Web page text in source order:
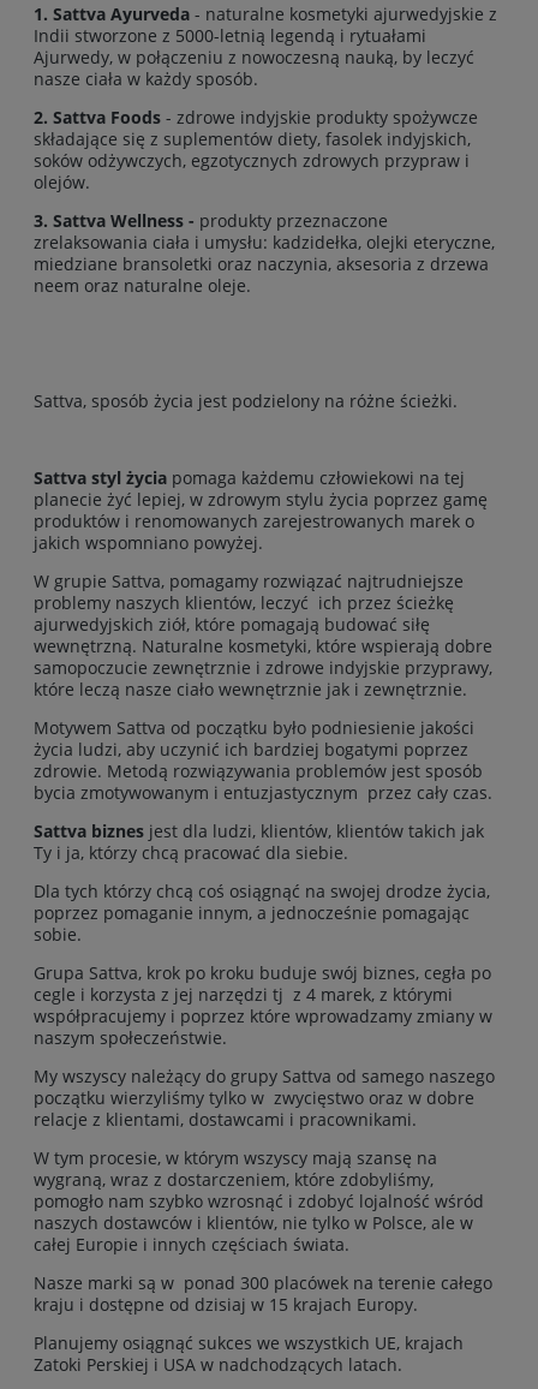
1. Sattva Ayurveda - naturalne kosmetyki ajurwedyjskie z
Indii stworzone z 5000-letnią legendą i rytuałami
Ajurwedy, w połączeniu z nowoczesną nauką, by leczyć
nasze ciała w każdy sposób.
2. Sattva Foods - zdrowe indyjskie produkty spożywcze
składające się z suplementów diety, fasolek indyjskich,
soków odżywczych, egzotycznych zdrowych przypraw i
olejów.
3. Sattva Wellness - produkty przeznaczone
zrelaksowania ciała i umysłu: kadzidełka, olejki eteryczne,
miedziane bransoletki oraz naczynia, aksesoria z drzewa
neem oraz naturalne oleje.
Sattva, sposób życia jest podzielony na różne ścieżki.
Sattva styl życia pomaga każdemu człowiekowi na tej
planecie żyć lepiej, w zdrowym stylu życia poprzez gamę
produktów i renomowanych zarejestrowanych marek o
jakich wspomniano powyżej.
W grupie Sattva, pomagamy rozwiązać najtrudniejsze
problemy naszych klientów, leczyć ich przez ścieżkę
ajurwedyjskich ziół, które pomagają budować siłę
wewnętrzną. Naturalne kosmetyki, które wspierają dobre
samopoczucie zewnętrznie i zdrowe indyjskie przyprawy,
które leczą nasze ciało wewnętrznie jak i zewnętrznie.
Motywem Sattva od początku było podniesienie jakości
życia ludzi, aby uczynić ich bardziej bogatymi poprzez
zdrowie. Metodą rozwiązywania problemów jest sposób
bycia zmotywowanym i entuzjastycznym przez cały czas.
Sattva biznes jest dla ludzi, klientów, klientów takich jak
Ty i ja, którzy chcą pracować dla siebie.
Dla tych którzy chcą coś osiągnąć na swojej drodze życia,
poprzez pomaganie innym, a jednocześnie pomagając
sobie.
Grupa Sattva, krok po kroku buduje swój biznes, cegła po
cegle i korzysta z jej narzędzi tj z 4 marek, z którymi
współpracujemy i poprzez które wprowadzamy zmiany w
naszym społeczeństwie.
My wszyscy należący do grupy Sattva od samego naszego
początku wierzyliśmy tylko w zwycięstwo oraz w dobre
relacje z klientami, dostawcami i pracownikami.
W tym procesie, w którym wszyscy mają szansę na
wygraną, wraz z dostarczeniem, które zdobyliśmy,
pomogło nam szybko wzrosnąć i zdobyć lojalność wśród
naszych dostawców i klientów, nie tylko w Polsce, ale w
całej Europie i innych częściach świata.
Nasze marki są w ponad 300 placówek na terenie całego
kraju i dostępne od dzisiaj w 15 krajach Europy.
Planujemy osiągnąć sukces we wszystkich UE, krajach
Zatoki Perskiej i USA w nadchodzących latach.